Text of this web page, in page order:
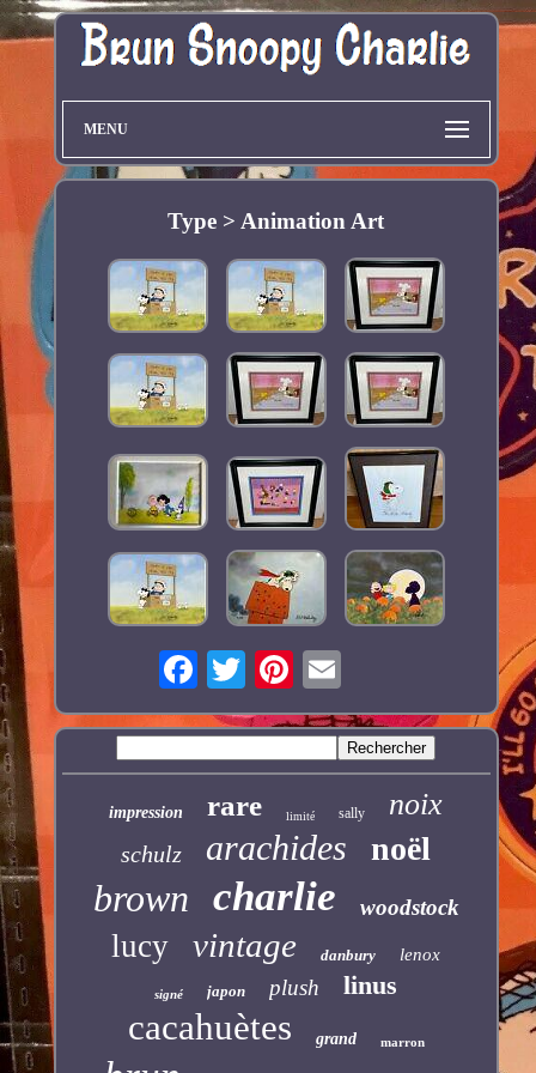
MENU
Type > Animation Art
impression rare limité sally noix
schulz arachides noël
brown charlie woodstock
lucy vintage danbury lenox
signé japon plush linus
cacahuètes grand marron